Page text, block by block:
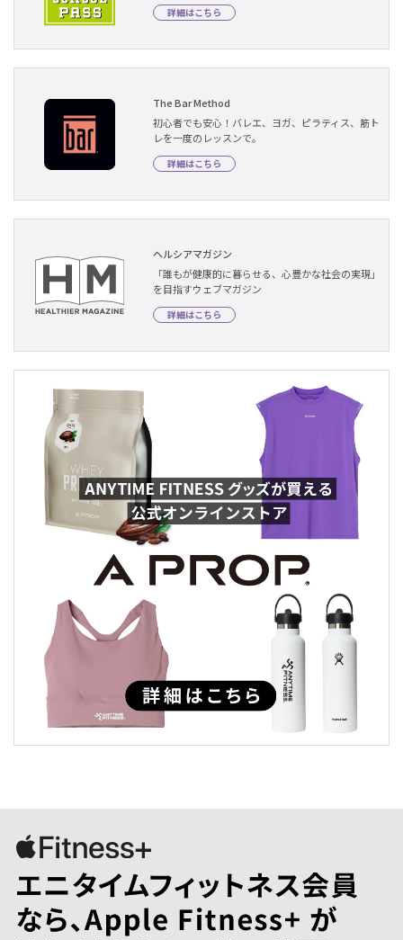
詳細はこちら
The Bar Method
初心者でも安心！バレエ、ヨガ、ピラティス、筋ト
レを一度のレッスンで。
詳細はこちら
ヘルシアマガジン
「誰もが健康的に暮らせる、心豊かな社会の実現」
を目指すウェブマガジン
詳細はこちら